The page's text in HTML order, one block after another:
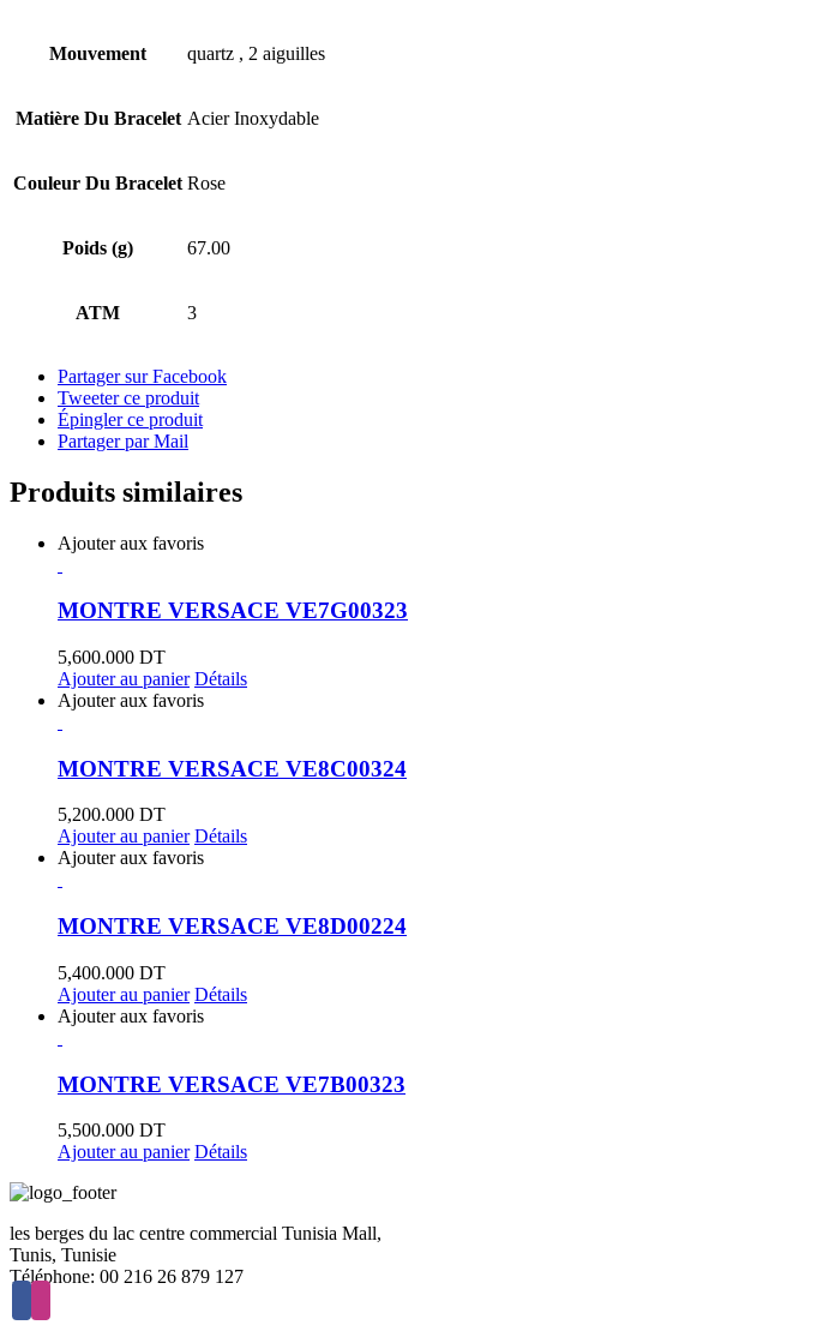
Mouvement quartz , 2 aiguilles
Matière Du Bracelet Acier Inoxydable
Couleur Du Bracelet Rose
Poids (g) 67.00
ATM 3
Partager sur Facebook
Tweeter ce produit
Épingler ce produit
Partager par Mail
Produits similaires
Ajouter aux favoris
MONTRE VERSACE VE7G00323
5,600.000 DT
Ajouter au panier Détails
Ajouter aux favoris
MONTRE VERSACE VE8C00324
5,200.000 DT
Ajouter au panier Détails
Ajouter aux favoris
MONTRE VERSACE VE8D00224
5,400.000 DT
Ajouter au panier Détails
Ajouter aux favoris
MONTRE VERSACE VE7B00323
5,500.000 DT
Ajouter au panier Détails
les berges du lac centre commercial Tunisia Mall,
Tunis, Tunisie
Téléphone: 00 216 26 879 127